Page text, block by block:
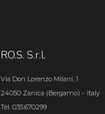
RO.S. S.r.l.
Via Don Lorenzo Milani, 1
24050 Zanica (Bergamo) – Italy
Tel. 035.670299